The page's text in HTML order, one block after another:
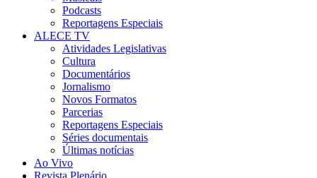
Podcasts
Reportagens Especiais
ALECE TV
Atividades Legislativas
Cultura
Documentários
Jornalismo
Novos Formatos
Parcerias
Reportagens Especiais
Séries documentais
Últimas notícias
Ao Vivo
Revista Plenário